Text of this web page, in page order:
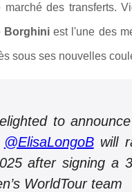
des transferts.
Borghini est l'une des
sous ses nouvelles
to
@ElisaLongoBwill
after signing a
WorldTour team